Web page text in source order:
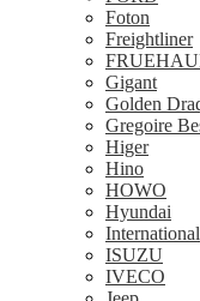
Foton
Freightliner
Gigant
Golden
Gregoire
Higer
Hino
HOWO
Hyundai
International
ISUZU
IVECO